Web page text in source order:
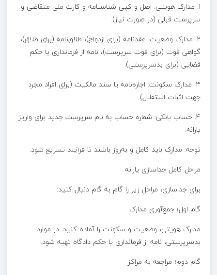
۱. مدارک هویتی: اصل و کپی شناسنامه و کارت ملی متقاضی و
سرپرست قبلی (در صورت نیاز).
۲. مدارک وضعیت: عقدنامه (برای ازدواج)، طلاق‌نامه (برای طلاق)،
گواهی فوت (برای فوت سرپرست)، نامه از فرمانداری یا حکم
قضایی (برای بدسرپرستی).
۳. مدارک سکونت: اجاره‌نامه یا سند مالکیت (برای افراد مجرد
جهت اثبات استقلال).
۴. حساب بانکی: شماره حساب به نام سرپرست جدید برای واریز
یارانه.
توجه: مدارک باید کامل و به‌روز باشند تا فرآیند تسریع شود.
مراحل کامل جداسازی یارانه
برای جداسازی، مراحل زیر را گام به گام دنبال کنید:
گام اول؛ جمع‌آوری مدارک
مدارک هویتی، وضعیت و سکونت را آماده کنید. در موارد
بدسرپرستی، نامه از فرمانداری یا حکم دادگاه تهیه شود.
گام دوم؛ مراجعه به مراکز